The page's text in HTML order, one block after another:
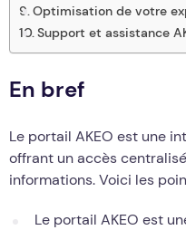
Optimisation de votre
Support et assistance
En bref
Le portail AKEO est une
offrant un accès
informations. Voici les
Le portail AKEO est